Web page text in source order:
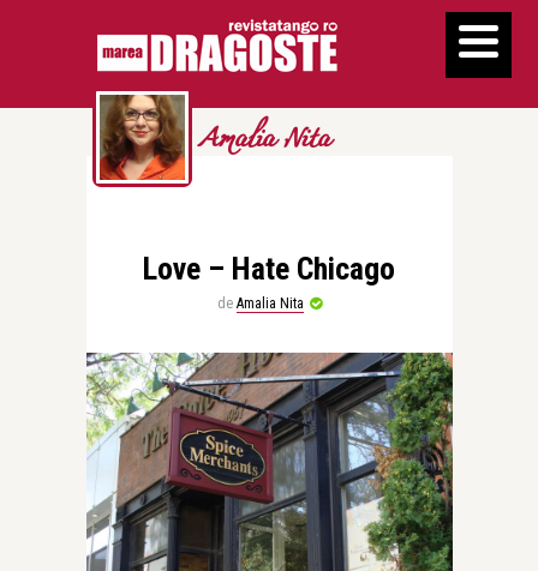
Amalia Nita
Love – Hate Chicago
de Amalia Nita